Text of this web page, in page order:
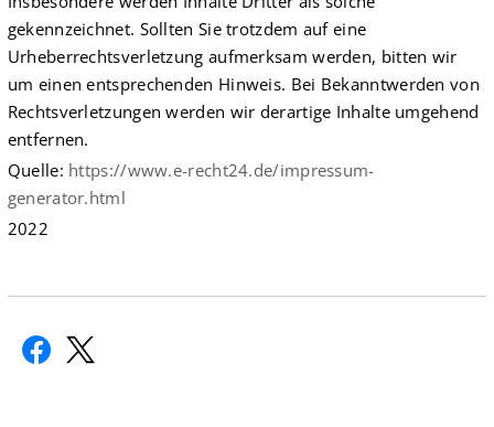
gekennzeichnet. Sollten Sie trotzdem auf eine
Urheberrechtsverletzung aufmerksam werden, bitten wir
um einen entsprechenden Hinweis. Bei Bekanntwerden von
Rechtsverletzungen werden wir derartige Inhalte umgehend
entfernen.
Quelle: https://www.e-recht24.de/impressum-
generator.html
2022